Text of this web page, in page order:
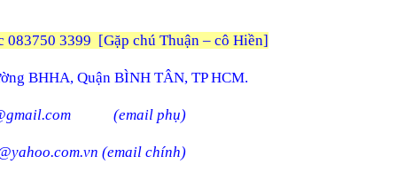
083750 3399 [Gặp chú Thuận – cô Hiền]
BHHA, Quận BÌNH TÂN, TP HCM.
(email phụ)
(email chính)